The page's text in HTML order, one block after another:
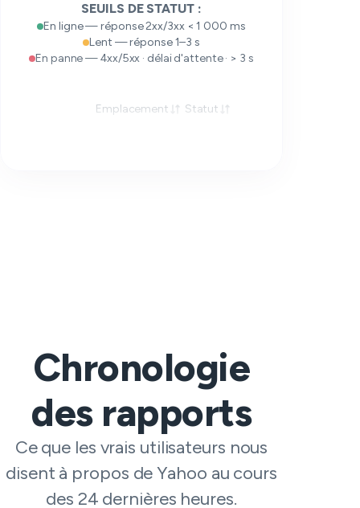
SEUILS DE STATUT :
En ligne — réponse 2xx/3xx < 1 000 ms
Lent — réponse 1–3 s
En panne — 4xx/5xx · délai d'attente · > 3 s
Emplacement Statut
Chronologie
des rapports
Ce que les vrais utilisateurs nous
disent à propos de Yahoo au cours
des 24 dernières heures.